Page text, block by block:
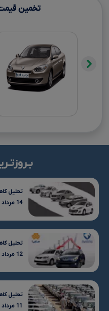
تخمین
تحلیل
14 مرداد 1...
تحلیل
12 مرداد 1...
تحلیل
11 مرداد 1...